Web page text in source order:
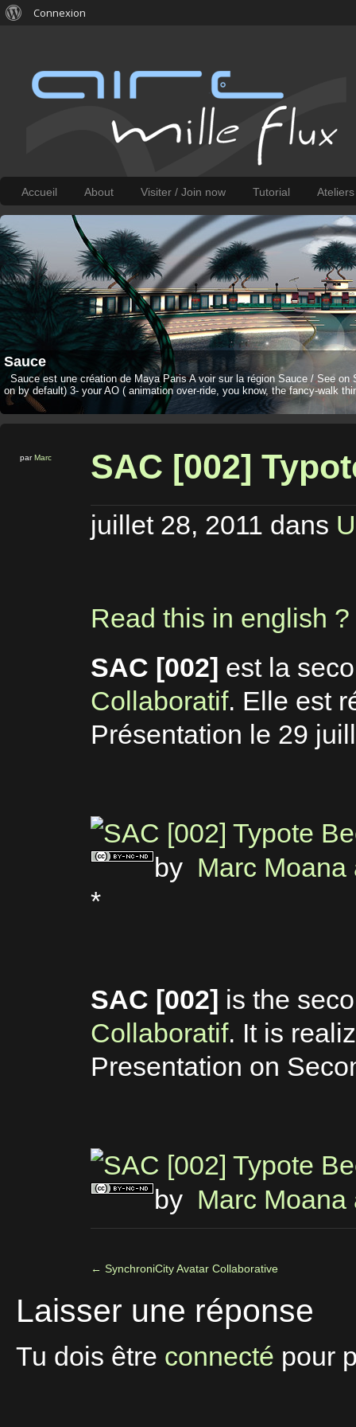
Accueil About Visiter / Join now Tutorial
Sauce
Sauce est une création de Maya Paris A voir sur la région Sauce / See
on by default) 3- your AO ( animation over-ride, you know, the fancy-walk
parMarc SAC [002]
juillet 28, 2011 dans
Read this in english ?
SAC [002] est la
Collaboratif. Elle est
Présentation le 29
by Marc
*
SAC [002] is the
Collaboratif. It is
Presentation on
by Marc
← SynchroniCity Avatar Collaborative
Laisser une réponse
Tu dois être connecté pour
Connexion